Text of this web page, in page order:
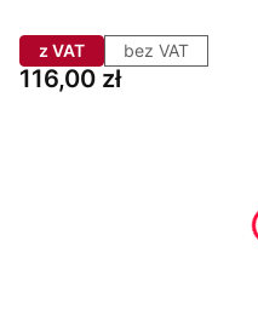
z VAT bez VAT
Cena
116,00 zł